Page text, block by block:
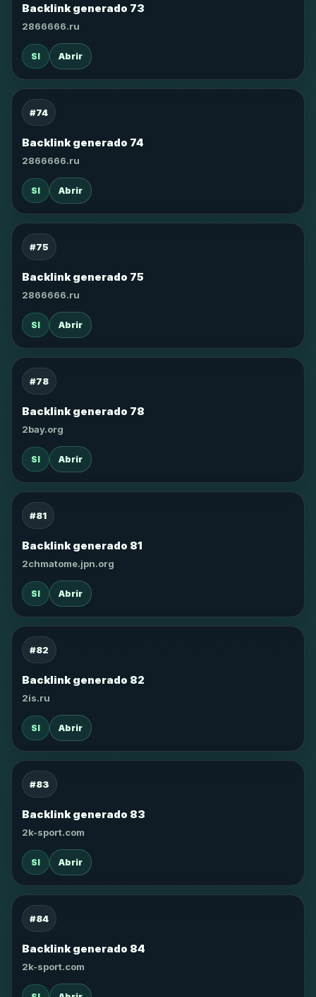
Backlink generado 73
2866666.ru
SI Abrir
#74
Backlink generado 74
2866666.ru
SI Abrir
#75
Backlink generado 75
2866666.ru
SI Abrir
#78
Backlink generado 78
2bay.org
SI Abrir
#81
Backlink generado 81
2chmatome.jpn.org
SI Abrir
#82
Backlink generado 82
2is.ru
SI Abrir
#83
Backlink generado 83
2k-sport.com
SI Abrir
#84
Backlink generado 84
2k-sport.com